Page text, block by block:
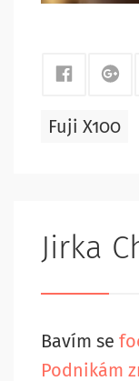
Fuji X100
Jirka
Bavím se
Podnikám